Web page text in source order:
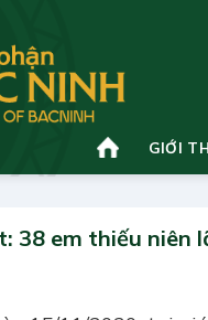
GIỚI
38 em thiếu niên